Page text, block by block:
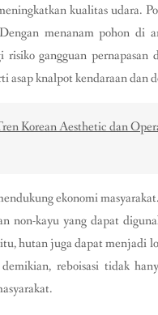
kualitas udara.
menanam pohon di
risiko gangguan
asap knalpot kendaraan dan
Korean Aesthetic dan
ekonomi
non-kayu yang dapat
hutan juga dapat menjadi
reboisasi tidak